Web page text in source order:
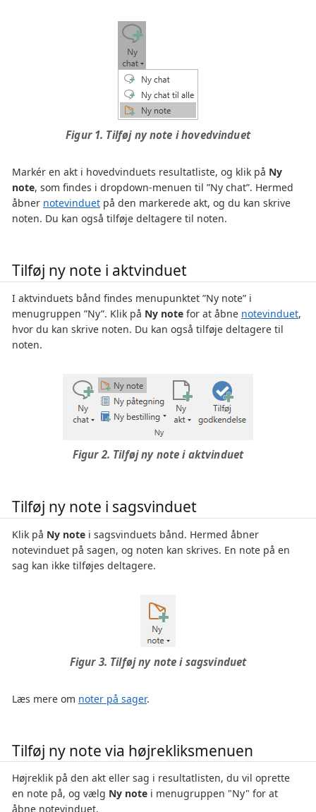
Figur 1. Tilføj ny note i hovedvinduet
Markér en akt i hovedvinduets resultatliste, og klik på Ny
note, som findes i dropdown-menuen til ”Ny chat”. Hermed
åbner notevinduet på den markerede akt, og du kan skrive
noten. Du kan også tilføje deltagere til noten.
Tilføj ny note i aktvinduet
I aktvinduets bånd findes menupunktet ”Ny note” i
menugruppen ”Ny”. Klik på Ny note for at åbne notevinduet,
hvor du kan skrive noten. Du kan også tilføje deltagere til
noten.
Figur 2. Tilføj ny note i aktvinduet
Tilføj ny note i sagsvinduet
Klik på Ny note i sagsvinduets bånd. Hermed åbner
notevinduet på sagen, og noten kan skrives. En note på en
sag kan ikke tilføjes deltagere.
Figur 3. Tilføj ny note i sagsvinduet
Læs mere om noter på sager.
Tilføj ny note via højrekliksmenuen
Højreklik på den akt eller sag i resultatlisten, du vil oprette
en note på, og vælg Ny note i menugruppen "Ny" for at
åbne notevinduet.